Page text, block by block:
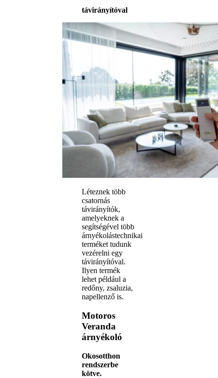
távirányítóval
Léteznek több
csatornás
távirányítók,
amelyeknek a
segítségével több
árnyékolástechnikai
terméket tudunk
vezérelni egy
távirányítóval.
Ilyen termék
lehet például a
redőny, zsaluzia,
napellenző is.
Motoros
Veranda
árnyékoló
Okosotthon
rendszerbe
kötve.